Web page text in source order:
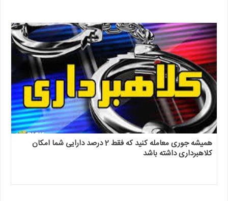
همیشه جوری معامله کنید که فقط 2 درصد دارایی شما امکان
کلاهبرداری داشته باشد